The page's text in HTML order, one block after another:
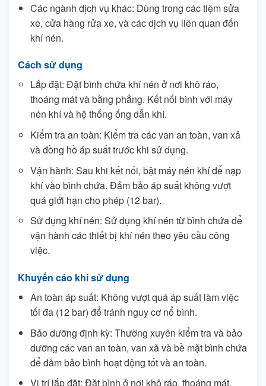
Các ngành dịch vụ khác: Dùng trong các tiệm sửa
xe, cửa hàng rửa xe, và các dịch vụ liên quan đến
khí nén.
Cách sử dụng
Lắp đặt: Đặt bình chứa khí nén ở nơi khô ráo,
thoáng mát và bằng phẳng. Kết nối bình với máy
nén khí và hệ thống ống dẫn khí.
Kiểm tra an toàn: Kiểm tra các van an toàn, van xả
và đồng hồ áp suất trước khi sử dụng.
Vận hành: Sau khi kết nối, bật máy nén khí để nạp
khí vào bình chứa. Đảm bảo áp suất không vượt
quá giới hạn cho phép (12 bar).
Sử dụng khí nén: Sử dụng khí nén từ bình chứa để
vận hành các thiết bị khí nén theo yêu cầu công
việc.
Khuyến cáo khi sử dụng
An toàn áp suất: Không vượt quá áp suất làm việc
tối đa (12 bar) để tránh nguy cơ nổ bình.
Bảo dưỡng định kỳ: Thường xuyên kiểm tra và bảo
dưỡng các van an toàn, van xả và bề mặt bình chứa
để đảm bảo bình hoạt động tốt và an toàn.
Vị trí lắp đặt: Đặt bình ở nơi khô ráo, thoáng mát,